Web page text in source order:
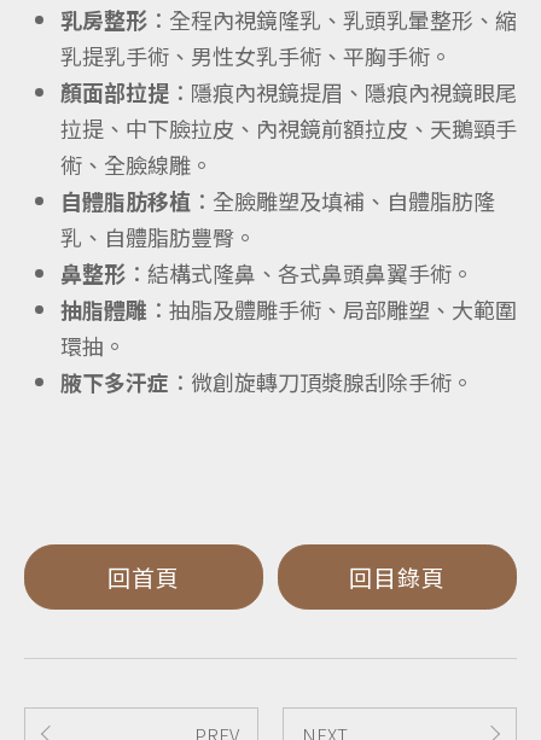
乳房整形 ：全程內視鏡隆乳、乳頭乳暈整形、縮
乳提乳手術、男性女乳手術、平胸手術。
顏面部拉提 ：隱痕內視鏡提眉、隱痕內視鏡眼尾
拉提、中下臉拉皮、內視鏡前額拉皮、天鵝頸手
術、全臉線雕。
自體脂肪移植 ：全臉雕塑及填補、自體脂肪隆
乳、自體脂肪豐臀。
鼻整形 ：結構式隆鼻、各式鼻頭鼻翼手術。
抽脂體雕 ：抽脂及體雕手術、局部雕塑、大範圍
環抽。
腋下多汗症 ：微創旋轉刀頂漿腺刮除手術。
回首頁 回目錄頁
PREV NEXT